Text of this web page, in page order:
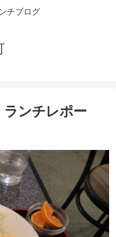
チブログ
ンチレポー